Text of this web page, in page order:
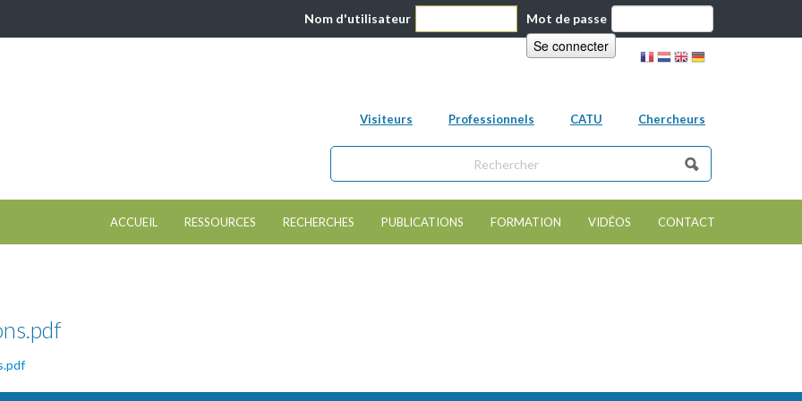
Nom d'utilisateur Mot de passe
Visiteurs Professionnels CATU Chercheurs
Formulaire de recherche
Chercher dans ce site
ACCUEIL RESSOURCES RECHERCHES PUBLICATIONS FORMATION VIDÉOS CONTACT